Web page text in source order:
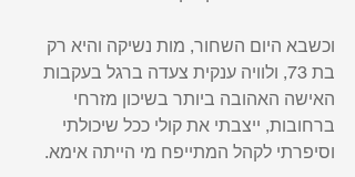
וכשבא היום השחור, מות נשיקה והיא רק
בת 73, ולוויה ענקית צעדה ברגל בעקבות
האישה האהובה ביותר בשיכון מזרחי
ברחובות, ייצבתי את קולי ככל שיכולתי
וסיפרתי לקהל המתייפח מי הייתה אימא.